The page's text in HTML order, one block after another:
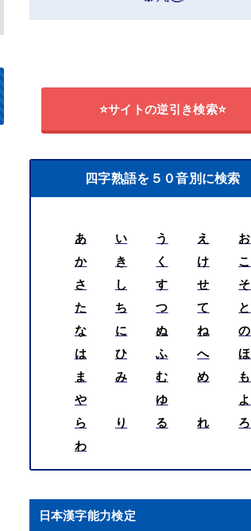
⭐サイトの逆引き検索⭐
四字熟語を５０音別に検索
あ い う え
お
か
き く け
こ
さ
し す せ
そ
た
ち つ て
と
な
に ぬ ね
の
は
ひ ふ へ
ほ
ま
み む め
も
や
ゆ
よ
ら
り る れ
ろ
わ
日本漢字能力検定